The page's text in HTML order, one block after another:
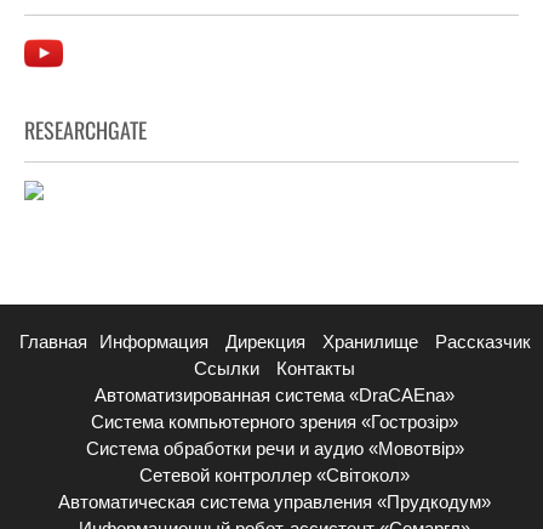
RESEARCHGATE
Главная Информация Дирекция Хранилище
Рассказчик
Ссылки
Контакты
Автоматизированная система «DraCAEna»
Система компьютерного зрения «Гострозір»
Система обработки речи и аудио «Мовотвір»
Сетевой контроллер «Світокол»
Автоматическая система управления «Прудкодум»